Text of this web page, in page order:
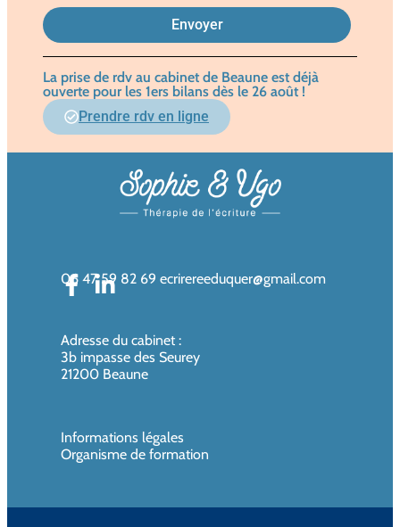
Envoyer
La prise de rdv au cabinet de Beaune est déjà
ouverte pour les 1ers bilans dès le 26 août !
Prendre rdv en ligne
06 47 59 82 69 ecrirereeduquer@gmail.com
Adresse du cabinet :
3b impasse des Seurey
21200 Beaune
Informations légales
Organisme de formation